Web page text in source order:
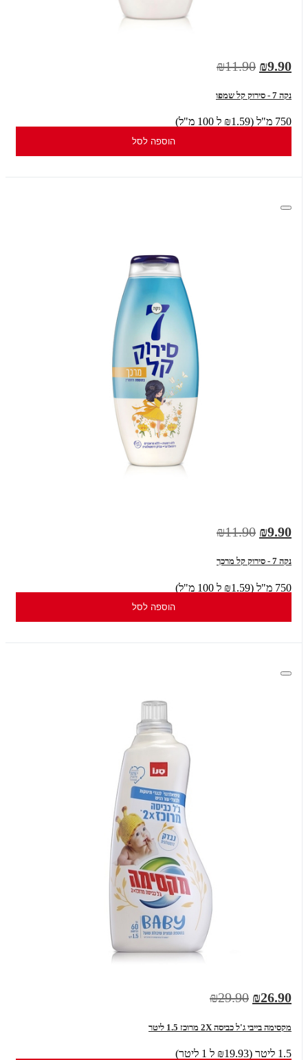
₪9.90
₪11.90
נקה 7 - סירוק קל שמפו
750 מ"ל (₪1.59 ל 100 מ"ל)
הוספה לסל
₪9.90
₪11.90
נקה 7 - סירוק קל מרכך
750 מ"ל (₪1.59 ל 100 מ"ל)
הוספה לסל
₪26.90
₪29.90
מקסימה בייבי ג'ל כביסה 2X מרוכז 1.5 ליטר
1.5 ליטר (₪19.93 ל 1 ליטר)